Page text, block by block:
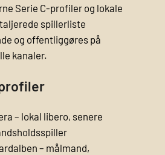
Serie C-profiler og lokale
spillerliste
og offentliggøres på
kanaler.
– lokal libero, senere
– målmand,